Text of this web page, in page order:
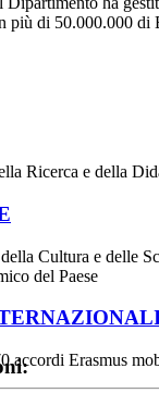
più di 50.000.000 di
Ricerca e della
Cultura e delle
del Paese
accordi Erasmus